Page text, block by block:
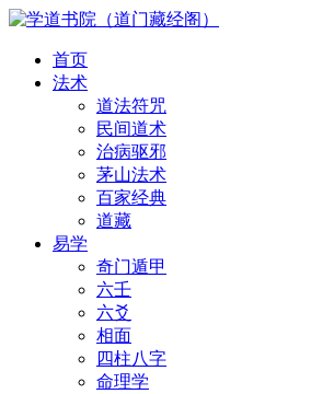
首页
法术
道法符咒
民间道术
治病驱邪
茅山法术
百家经典
道藏
易学
奇门遁甲
六壬
六爻
相面
四柱八字
命理学